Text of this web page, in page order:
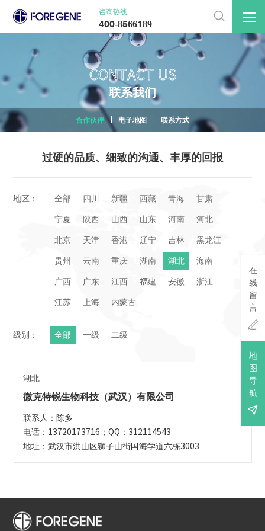
咨询热线
400-8566189

在
线
留
言

地
图
导
航

CONTACT US
联系我们
合作伙伴 电子地图 联系方式
过硬的品质、细致的沟通、丰厚的回报
地区： 全部 四川 新疆 西藏 青海 甘肃
宁夏 陕西 山西 山东 河南 河北
北京 天津 香港 辽宁 吉林 黑龙江
贵州 云南 重庆 湖南 湖北 海南
广西 广东 江西 福建 安徽 浙江
江苏 上海 内蒙古
级别： 全部 一级 二级
湖北
微克特锐生物科技（武汉）有限公司
联系人：陈多
电话：13720173716；QQ：312114543
地址：武汉市洪山区狮子山街国海学道六栋3003